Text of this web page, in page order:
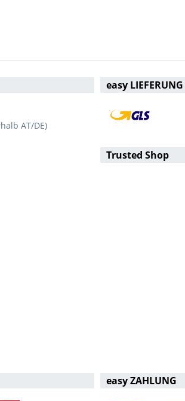
AT/DE)
easy LIEFERUNG
Trusted Shop
easy ZAHLUNG